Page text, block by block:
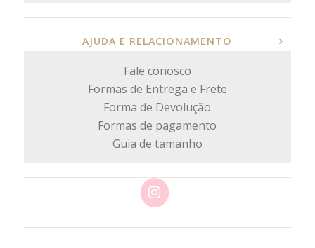
AJUDA E RELACIONAMENTO
Fale conosco
Formas de Entrega e Frete
Forma de Devolução
Formas de pagamento
Guia de tamanho